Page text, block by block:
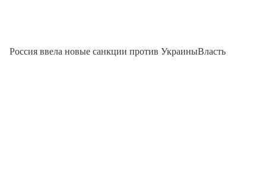
Россия ввела новые санкции против УкраиныВласть